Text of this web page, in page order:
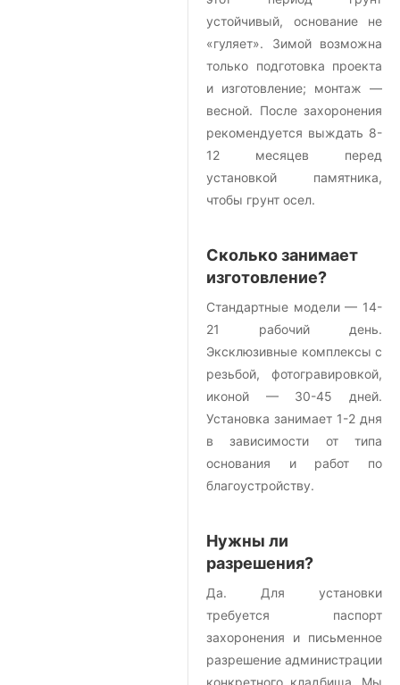
устойчивый, основание не
«гуляет». Зимой возможна
только подготовка проекта
и изготовление; монтаж —
весной. После захоронения
рекомендуется выждать 8-
12 месяцев перед
установкой памятника,
чтобы грунт осел.
Сколько занимает
изготовление?
Стандартные модели — 14-
21 рабочий день.
Эксклюзивные комплексы с
резьбой, фотогравировкой,
иконой — 30-45 дней.
Установка занимает 1-2 дня
в зависимости от типа
основания и работ по
благоустройству.
Нужны ли
разрешения?
Да. Для установки
требуется паспорт
захоронения и письменное
разрешение администрации